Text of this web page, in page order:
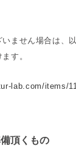
ません場合は、
す。
lab.com/items/
頂くもの